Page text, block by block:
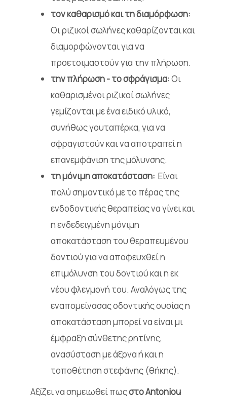
τον καθαρισμό και τη διαμόρφωση:
Οι ριζικοί σωλήνες καθαρίζονται και
διαμορφώνονται για να
προετοιμαστούν για την πλήρωση.
την πλήρωση - το σφράγισμα:Οι
καθαρισμένοι ριζικοί σωλήνες
γεμίζονται με ένα ειδικό υλικό,
συνήθως γουταπέρκα, για να
σφραγιστούν και να αποτραπεί η
επανεμφάνιση της μόλυνσης.
τη μόνιμη αποκατάσταση: ​Είναι
πολύ σημαντικό με το πέρας της
ενδοδοντικής θεραπείας να γίνει και
η ενδεδειγμένη μόνιμη
αποκατάσταση του θεραπευμένου
δοντιού για να αποφευχθεί η
επιμόλυνση του δοντιού και η εκ
νέου φλεγμονή του. Αναλόγως της
εναπομείνασας οδοντικής ουσίας η
αποκατάσταση μπορεί να είναι μι
έμφραξη σύνθετης ρητίνης,
ανασύσταση με άξονα ή και η
τοποθέτηση στεφάνης (θήκης).
Αξίζει να σημειωθεί πωςστο Antoniou